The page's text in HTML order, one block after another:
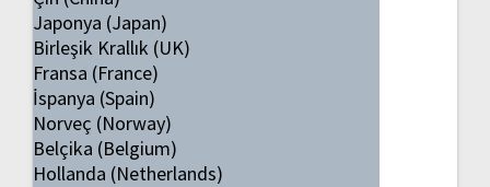
Japonya (Japan)
Birleşik Krallık (UK)
Fransa (France)
İspanya (Spain)
Norveç (Norway)
Belçika (Belgium)
Hollanda (Netherlands)